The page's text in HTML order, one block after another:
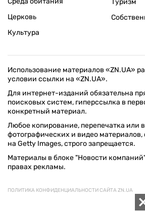
Церковь
Культура
Туризм
Использование материалов «ZN.UA»
условии ссылки на «ZN.UA».
Для интернет-изданий обязательна
поисковых систем, гиперссылка в
конкретный материал.
Любое копирование, перепечатка или
фотографических и видео
на Getty Images, строго запрещается.
Материалы в блоке "Новости
правах рекламы.
ПОЛИТИКА КОНФИДЕНЦИАЛЬНОСТИ САЙТА ZN.UA
© 1994–2026 «ЗЕРКАЛО НЕДЕЛИ. УКРАИНА». ВСЕ